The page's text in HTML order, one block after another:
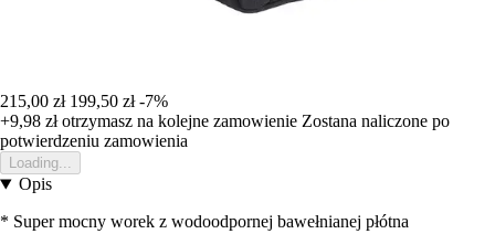
215,00 zł 199,50 zł -7%
+9,98 złotrzymasz na kolejne zamowienie Zostana naliczone po
potwierdzeniu zamowienia
Loading...
Opis
* Super mocny worek z wodoodpornej bawełnianej płótna